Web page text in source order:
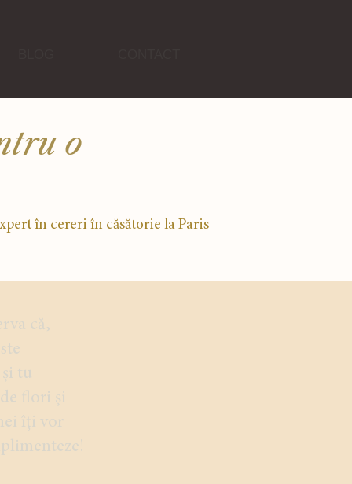
o
în cereri în căsătorie la Paris
că,
tu
flori și
îți vor